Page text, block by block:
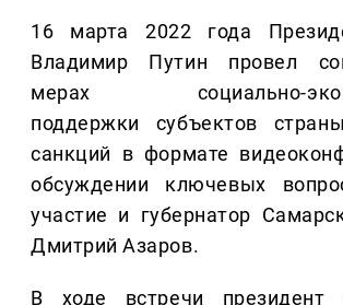
16 марта 2022 года
Владимир Путин провел
мерах социально-
поддержки субъектов
санкций в формате
обсуждении ключевых
участие и губернатор
Дмитрий Азаров.
В ходе встречи президент